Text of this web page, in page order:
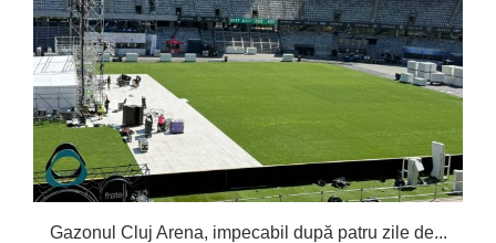
Gazonul Cluj Arena, impecabil după patru zile de...